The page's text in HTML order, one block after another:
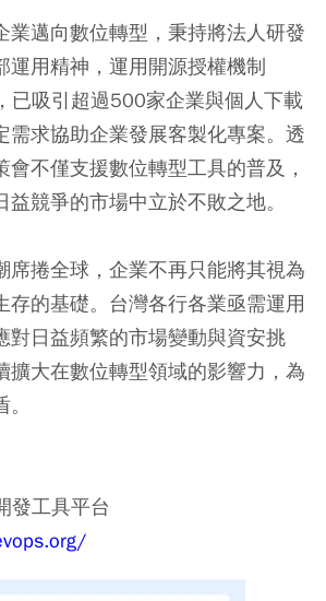
業邁向數位轉型，秉持將法人研發
運用精神，運用開源授權機制
已吸引超過500家企業與個人下載
需求協助企業發展客製化專案。透
會不僅支援數位轉型工具的普及，
競爭的市場中立於不敗之地。
席捲全球，企業不再只能將其視為
存的基礎。台灣各行各業亟需運用
對日益頻繁的市場變動與資安挑
擴大在數位轉型領域的影響力，為
發工具平台